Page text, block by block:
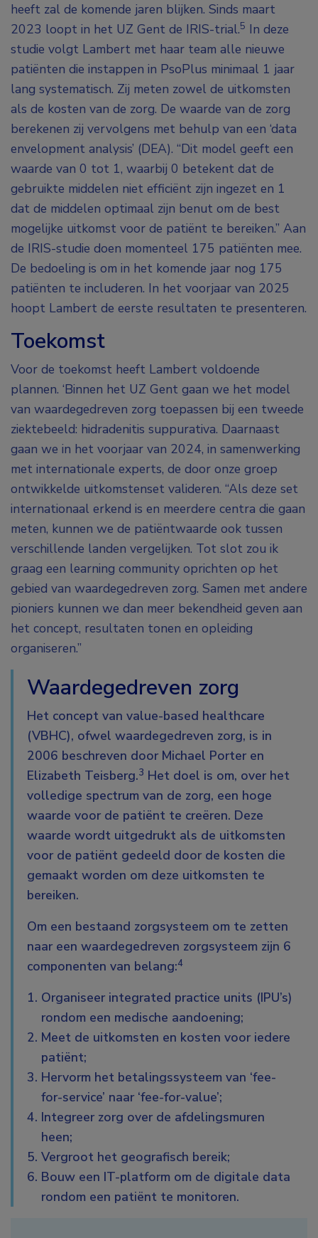
heeft zal de komende jaren blijken. Sinds maart
2023 loopt in het UZ Gent de IRIS-trial.5 In deze
studie volgt Lambert met haar team alle nieuwe
patiënten die instappen in PsoPlus minimaal 1 jaar
lang systematisch. Zij meten zowel de uitkomsten
als de kosten van de zorg. De waarde van de zorg
berekenen zij vervolgens met behulp van een ‘data
envelopment analysis’ (DEA). “Dit model geeft een
waarde van 0 tot 1, waarbij 0 betekent dat de
gebruikte middelen niet efficiënt zijn ingezet en 1
dat de middelen optimaal zijn benut om de best
mogelijke uitkomst voor de patiënt te bereiken.” Aan
de IRIS-studie doen momenteel 175 patiënten mee.
De bedoeling is om in het komende jaar nog 175
patiënten te includeren. In het voorjaar van 2025
hoopt Lambert de eerste resultaten te presenteren.
Toekomst
Voor de toekomst heeft Lambert voldoende
plannen. ‘Binnen het UZ Gent gaan we het model
van waardegedreven zorg toepassen bij een tweede
ziektebeeld: hidradenitis suppurativa. Daarnaast
gaan we in het voorjaar van 2024, in samenwerking
met internationale experts, de door onze groep
ontwikkelde uitkomstenset valideren. “Als deze set
internationaal erkend is en meerdere centra die gaan
meten, kunnen we de patiëntwaarde ook tussen
verschillende landen vergelijken. Tot slot zou ik
graag een learning community oprichten op het
gebied van waardegedreven zorg. Samen met andere
pioniers kunnen we dan meer bekendheid geven aan
het concept, resultaten tonen en opleiding
organiseren.”
Waardegedreven zorg
Het concept van value-based healthcare
(VBHC), ofwel waardegedreven zorg, is in
2006 beschreven door Michael Porter en
Elizabeth Teisberg.3 Het doel is om, over het
volledige spectrum van de zorg, een hoge
waarde voor de patiënt te creëren. Deze
waarde wordt uitgedrukt als de uitkomsten
voor de patiënt gedeeld door de kosten die
gemaakt worden om deze uitkomsten te
bereiken.
Om een bestaand zorgsysteem om te zetten
naar een waardegedreven zorgsysteem zijn 6
componenten van belang:4
Organiseer integrated practice units (IPU’s)
rondom een medische aandoening;
Meet de uitkomsten en kosten voor iedere
patiënt;
Hervorm het betalingssysteem van ‘fee-
for-service’ naar ‘fee-for-value’;
Integreer zorg over de afdelingsmuren
heen;
Vergroot het geografisch bereik;
Bouw een IT-platform om de digitale data
rondom een patiënt te monitoren.